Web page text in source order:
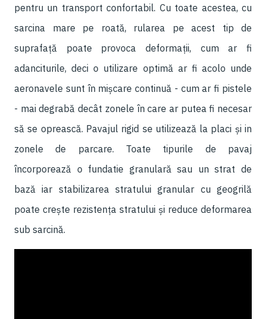
pentru un transport confortabil. Cu toate acestea, cu
sarcina mare pe roată, rularea pe acest tip de
suprafață poate provoca deformații, cum ar fi
adanciturile, deci o utilizare optimă ar fi acolo unde
aeronavele sunt în mișcare continuă - cum ar fi pistele
- mai degrabă decât zonele în care ar putea fi necesar
să se oprească. Pavajul rigid se utilizează la placi și in
zonele de parcare. Toate tipurile de pavaj
încorporează o fundatie granulară sau un strat de
bază iar stabilizarea stratului granular cu geogrilă
poate crește rezistența stratului și reduce deformarea
sub sarcină.